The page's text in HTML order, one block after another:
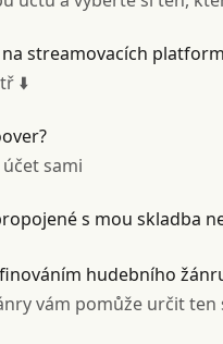
streamovacích
⬇️
sami
s mou skladba
hudebního
vám pomůže určit